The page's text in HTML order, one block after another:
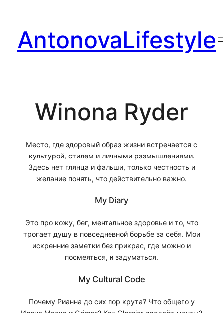
содержимому
AntonovaLifestyle
Winona Ryder
Место, где здоровый образ жизни встречается с
культурой, стилем и личными размышлениями.
Здесь нет глянца и фальши, только честность и
желание понять, что действительно важно.
My Diary
Это про кожу, бег, ментальное здоровье и то, что
трогает душу в повседневной борьбе за себя. Мои
искренние заметки без прикрас, где можно и
посмеяться, и задуматься.
My Cultural Code
Почему Рианна до сих пор крута? Что общего у